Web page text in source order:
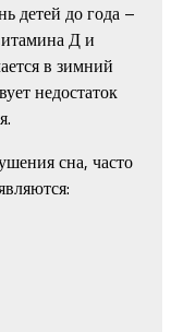
детей до года –
Д и
в зимний
недостаток
сна, часто